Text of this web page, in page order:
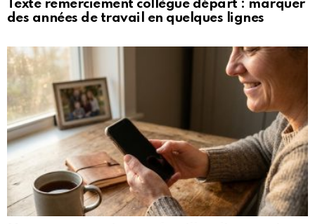
Texte remerciement collègue départ : marquer
des années de travail en quelques lignes